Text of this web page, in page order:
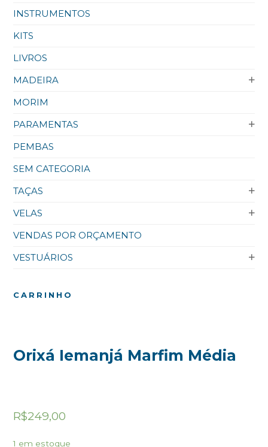
INSTRUMENTOS
KITS
LIVROS
MADEIRA
MORIM
PARAMENTAS
PEMBAS
SEM CATEGORIA
TAÇAS
VELAS
VENDAS POR ORÇAMENTO
VESTUÁRIOS
CARRINHO
Orixá Iemanjá Marfim Média
R$249,00
1 em estoque